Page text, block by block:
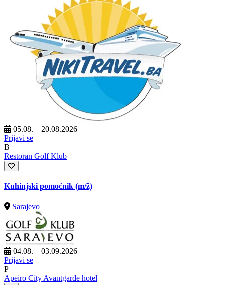
05.08. – 20.08.2026
Prijavi se
B
Restoran Golf Klub
Kuhinjski pomoćnik (m/ž)
Sarajevo
04.08. – 03.09.2026
Prijavi se
P+
Apeiro City Avantgarde hotel